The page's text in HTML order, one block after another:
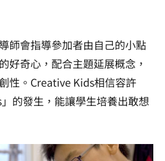
師會指導參加者由自己的小點
好奇心，配合主題延展概念，
性。Creative Kids相信容許
的發生，能讓學生培養出敢想